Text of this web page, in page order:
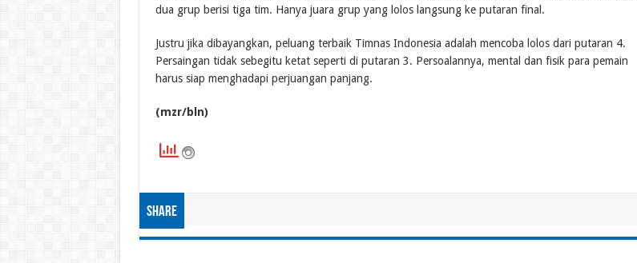
dua grup berisi tiga tim. Hanya juara grup yang lolos langsung ke putaran final.
Justru jika dibayangkan, peluang terbaik Timnas Indonesia adalah mencoba lolos dari putaran 4.
Persaingan tidak sebegitu ketat seperti di putaran 3. Persoalannya, mental dan fisik para pemain
harus siap menghadapi perjuangan panjang.
(mzr/bln)
Share